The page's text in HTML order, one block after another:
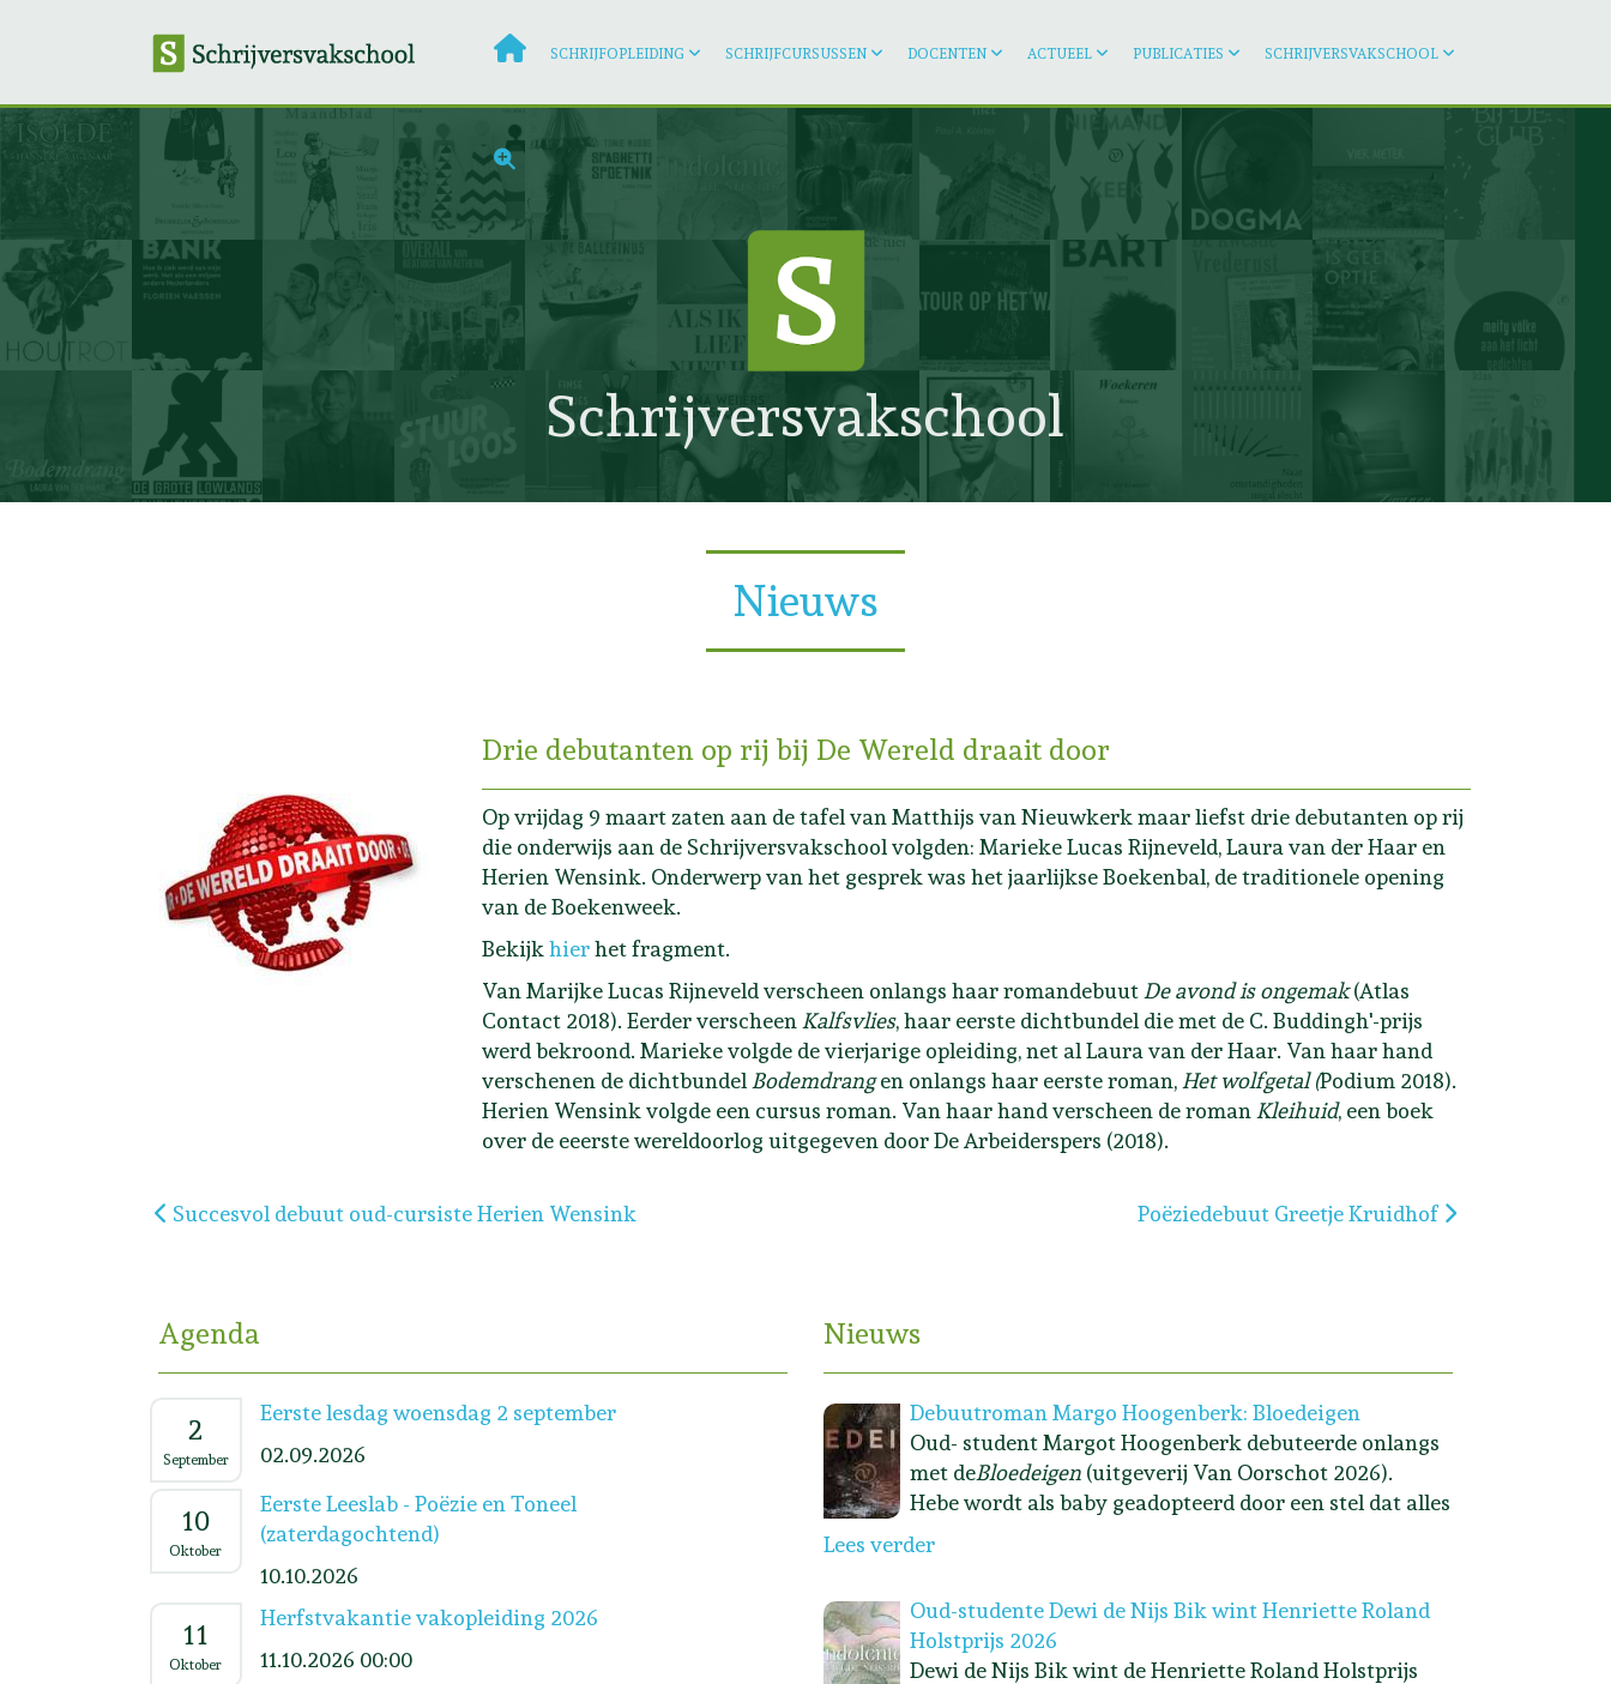
SCHRIJFOPLEIDING SCHRIJFCURSUSSEN DOCENTEN ACTUEEL PUBLICATIES SCHRIJVERSVAKSCHOOL
Schrijversvakschool
Nieuws
Drie debutanten op rij bij De Wereld draait door
Op vrijdag 9 maart zaten aan de tafel van Matthijs van Nieuwkerk maar liefst drie debutanten op rij
die onderwijs aan de Schrijversvakschool volgden: Marieke Lucas Rijneveld, Laura van der Haar en
Herien Wensink. Onderwerp van het gesprek was het jaarlijkse Boekenbal, de traditionele opening
van de Boekenweek.
Bekijk hierhet fragment.
Van Marijke Lucas Rijneveld verscheen onlangs haar romandebuut De avond is ongemak(Atlas
Contact 2018). Eerder verscheen Kalfsvlies, haar eerste dichtbundel die met de C. Buddingh'-prijs
werd bekroond. Marieke volgde de vierjarige opleiding, net al Laura van der Haar. Van haar hand
verschenen de dichtbundel Bodemdrangen onlangs haar eerste roman, Het wolfgetal (Podium 2018).
Herien Wensink volgde een cursus roman. Van haar hand verscheen de roman Kleihuid, een boek
over de eeerste wereldoorlog uitgegeven door De Arbeiderspers (2018).
Vorig artikel: Succesvol debuut oud-cursiste Herien Wensink
Succesvol debuut oud-cursiste Herien Wensink Volgende artikel: Poëziedebuut Greetje Kruidhof
Poëziedebuut Greetje Kruidhof
Agenda
2
September
Eerste lesdag woensdag 2 september
02.09.2026
10
Oktober
Eerste Leeslab - Poëzie en Toneel
(zaterdagochtend)
10.10.2026
11
Oktober
Herfstvakantie vakopleiding 2026
11.10.2026 00:00
Nieuws
Debuutroman Margo Hoogenberk: Bloedeigen
Oud- student Margot Hoogenberk debuteerde onlangs
met deBloedeigen (uitgeverij Van Oorschot 2026).
Hebe wordt als baby geadopteerd door een stel dat alles
Lees verder
Oud-studente Dewi de Nijs Bik wint Henriette Roland
Holstprijs 2026
Dewi de Nijs Bik wint de Henriette Roland Holstprijs